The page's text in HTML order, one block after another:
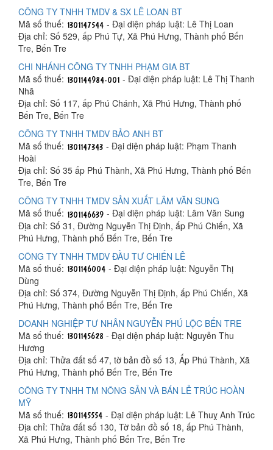
CÔNG TY TNHH TMDV & SX LÊ LOAN BT
Mã số thuế:
- Đại diện pháp luật: Lê Thị Loan
Địa chỉ: Số 529, ấp Phú Tự, Xã Phú Hưng, Thành phố Bến
Tre, Bến Tre
CHI NHÁNH CÔNG TY TNHH PHẠM GIA BT
Mã số thuế:
- Đại diện pháp luật: Lê Thị Thanh
Nhã
Địa chỉ: Số 117, ấp Phú Chánh, Xã Phú Hưng, Thành phố
Bến Tre, Bến Tre
CÔNG TY TNHH TMDV BẢO ANH BT
Mã số thuế:
- Đại diện pháp luật: Phạm Thanh
Hoài
Địa chỉ: Số 35 ấp Phú Thành, Xã Phú Hưng, Thành phố Bến
Tre, Bến Tre
CÔNG TY TNHH TMDV SẢN XUẤT LÂM VĂN SUNG
Mã số thuế:
- Đại diện pháp luật: Lâm Văn Sung
Địa chỉ: Số 31, Đường Nguyễn Thị Định, ấp Phú Chiến, Xã
Phú Hưng, Thành phố Bến Tre, Bến Tre
CÔNG TY TNHH TMDV ĐẦU TƯ CHIẾN LÊ
Mã số thuế:
- Đại diện pháp luật: Nguyễn Thị
Dùng
Địa chỉ: Số 374, Đường Nguyễn Thị Định, ấp Phú Chiến, Xã
Phú Hưng, Thành phố Bến Tre, Bến Tre
DOANH NGHIỆP TƯ NHÂN NGUYỄN PHÚ LỘC BẾN TRE
Mã số thuế:
- Đại diện pháp luật: Nguyễn Thu
Hương
Địa chỉ: Thửa đất số 47, tờ bản đồ số 13, Ấp Phú Thành, Xã
Phú Hưng, Thành phố Bến Tre, Bến Tre
CÔNG TY TNHH TM NÔNG SẢN VÀ BÁN LẺ TRÚC HOÀN
MỸ
Mã số thuế:
- Đại diện pháp luật: Lê Thuỵ Anh Trúc
Địa chỉ: Thửa đất số 130, Tờ bản đồ số 18, ấp Phú Thành,
Xã Phú Hưng, Thành phố Bến Tre, Bến Tre